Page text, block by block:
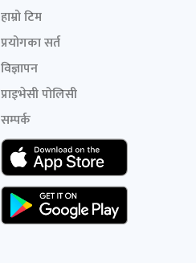
हाम्रो टिम
प्रयोगका सर्त
विज्ञापन
प्राइभेसी पोलिसी
सम्पर्क